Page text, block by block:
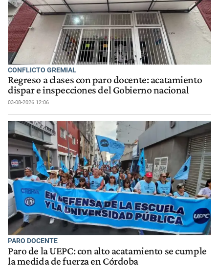
CONFLICTO GREMIAL
Regreso a clases con paro docente: acatamiento
dispar e inspecciones del Gobierno nacional
03-08-2026 12:06
PARO DOCENTE
Paro de la UEPC: con alto acatamiento se cumple
la medida de fuerza en Córdoba